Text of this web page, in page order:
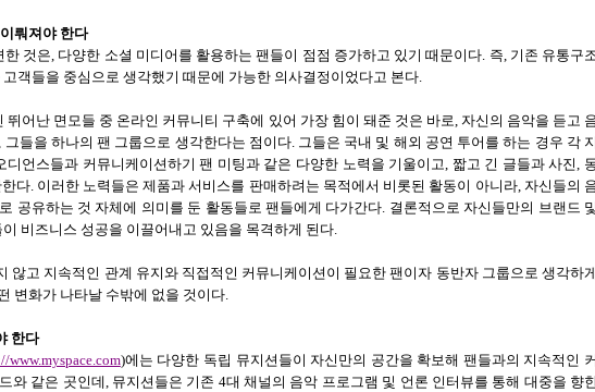
뤄져야 한다
한 것은, 다양한 소셜 미디어를 활용하는 팬들이 점점 증가하고 있기 때문이다. 즉, 기존 유통구
객들을 중심으로 생각했기 때문에 가능한 의사결정이었다고 본다.
어난 면모들 중 온라인 커뮤니티 구축에 있어 가장 힘이 돼준 것은 바로, 자신의 음악을 듣고
그들을 하나의 팬 그룹으로 생각한다는 점이다. 그들은 국내 및 해외 공연 투어를 하는 경우 각 지
디언스들과 커뮤니케이션하기 팬 미팅과 같은 다양한 노력을 기울이고, 짧고 긴 글들과 사진,
다. 이러한 노력들은 제품과 서비스를 판매하려는 목적에서 비롯된 활동이 아니라, 자신들의
공유하는 것 자체에 의미를 둔 활동들로 팬들에게 다가간다. 결론적으로 자신들만의 브랜드 및
비즈니스 성공을 이끌어내고 있음을 목격하게 된다.
않고 지속적인 관계 유지와 직접적인 커뮤니케이션이 필요한 팬이자 동반자 그룹으로 생각하게
변화가 나타날 수밖에 없을 것이다.
한다
www.myspace.com)에는 다양한 독립 뮤지션들이 자신만의 공간을 확보해 팬들과의 지속적인 커
와 같은 곳인데, 뮤지션들은 기존 4대 채널의 음악 프로그램 및 언론 인터뷰를 통해 대중을 향